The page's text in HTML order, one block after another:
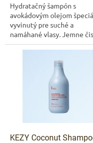
Hydratačný šampón s
avokádovým olejom
vyvinutý pre suché a
namáhané vlasy. Jemne
regeneruje a dodáva
KEZY Coconut